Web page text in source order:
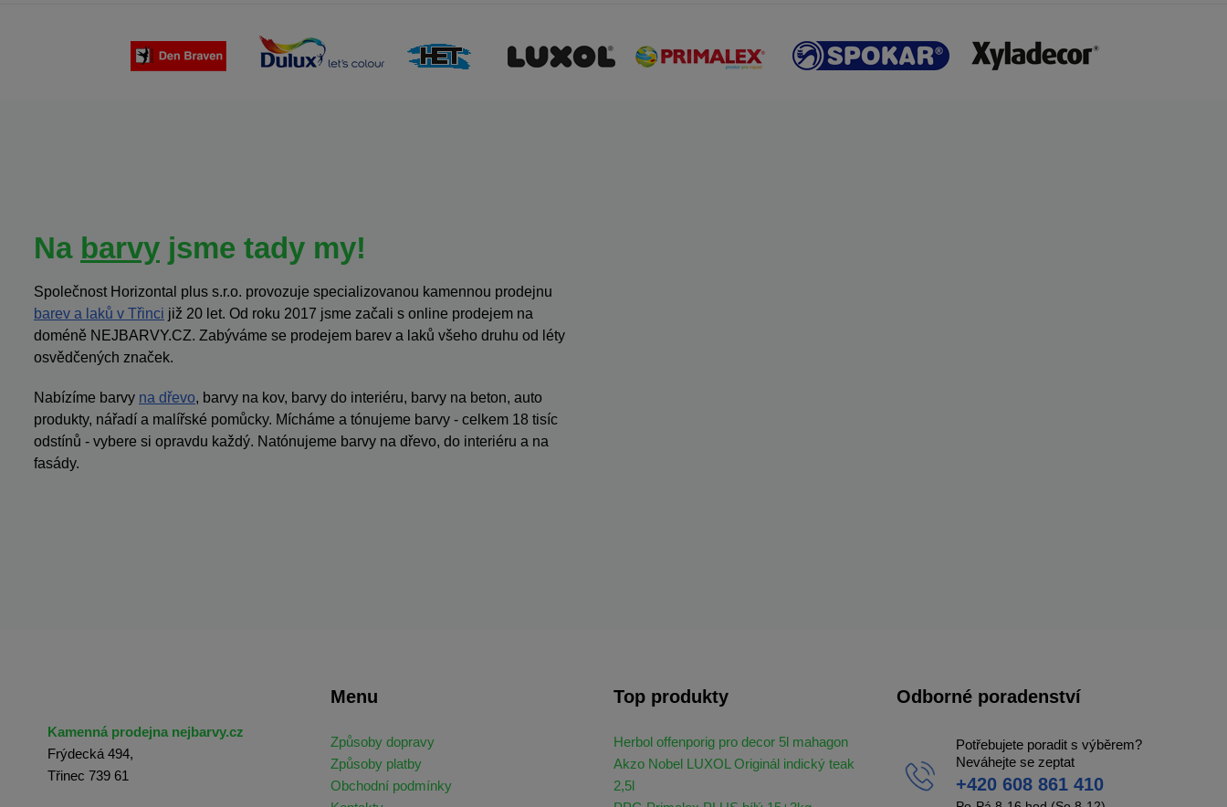
Na barvy jsme tady my!
Společnost Horizontal plus s.r.o. provozuje specializovanou kamennou prodejnu
barev a laků v Třinci již 20 let. Od roku 2017 jsme začali s online prodejem na
doméně NEJBARVY.CZ. Zabýváme se prodejem barev a laků všeho druhu od léty
osvědčených značek.
Nabízíme barvy na dřevo, barvy na kov, barvy do interiéru, barvy na beton, auto
produkty, nářadí a malířské pomůcky. Mícháme a tónujeme barvy - celkem 18 tisíc
odstínů - vybere si opravdu každý. Natónujeme barvy na dřevo, do interiéru a na
fasády.
Kamenná prodejna nejbarvy.cz
Frýdecká 494,
Třinec 739 61
Menu
Způsoby dopravy
Způsoby platby
Obchodní podmínky
Top produkty
Herbol offenporig pro decor 5l mahagon
Akzo Nobel LUXOL Originál indický teak
2,5l
Odborné poradenství
Potřebujete poradit s výběrem?
Neváhejte se zeptat
+420 608 861 410